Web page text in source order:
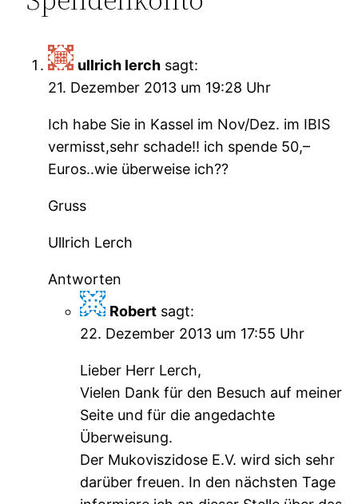
ullrich lerch sagt:
21. Dezember 2013 um 19:28 Uhr
Ich habe Sie in Kassel im Nov/Dez. im IBIS
vermisst,sehr schade!! ich spende 50,–
Euros..wie überweise ich??
Gruss
Ullrich Lerch
Antworten
Robert sagt:
22. Dezember 2013 um 17:55 Uhr
Lieber Herr Lerch,
Vielen Dank für den Besuch auf meiner
Seite und für die angedachte
Überweisung.
Der Mukoviszidose E.V. wird sich sehr
darüber freuen. In den nächsten Tage